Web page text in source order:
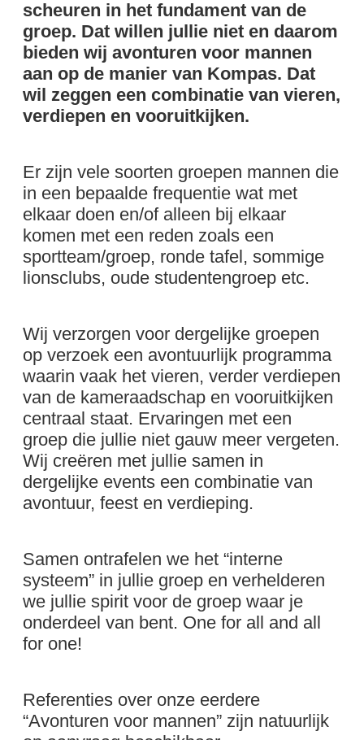
scheuren in het fundament van de
groep. Dat willen jullie niet en daarom
bieden wij avonturen voor mannen
aan op de manier van Kompas. Dat
wil zeggen een combinatie van vieren,
verdiepen en vooruitkijken.
Er zijn vele soorten groepen mannen die
in een bepaalde frequentie wat met
elkaar doen en/of alleen bij elkaar
komen met een reden zoals een
sportteam/groep, ronde tafel, sommige
lionsclubs, oude studentengroep etc.
Wij verzorgen voor dergelijke groepen
op verzoek een avontuurlijk programma
waarin vaak het vieren, verder verdiepen
van de kameraadschap en vooruitkijken
centraal staat. Ervaringen met een
groep die jullie niet gauw meer vergeten.
Wij creëren met jullie samen in
dergelijke events een combinatie van
avontuur, feest en verdieping.
Samen ontrafelen we het “interne
systeem” in jullie groep en verhelderen
we jullie spirit voor de groep waar je
onderdeel van bent. One for all and all
for one!
Referenties over onze eerdere
“Avonturen voor mannen” zijn natuurlijk